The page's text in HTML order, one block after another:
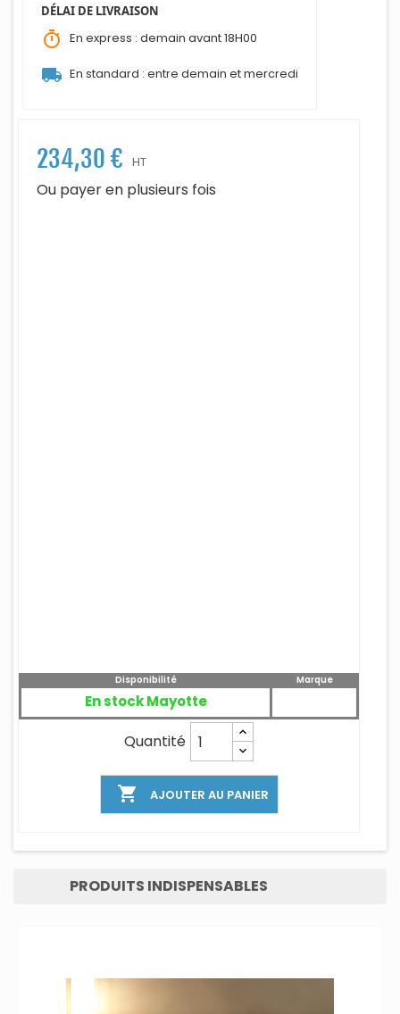
DÉLAI DE LIVRAISON
timer En express : demain avant 18H00
local_shipping En standard : entre demain et mercredi
234,30 € HT
Ou payer en plusieurs fois
Disponibilité
En stock Mayotte
Marque
Quantité
 AJOUTER AU PANIER
PRODUITS INDISPENSABLES